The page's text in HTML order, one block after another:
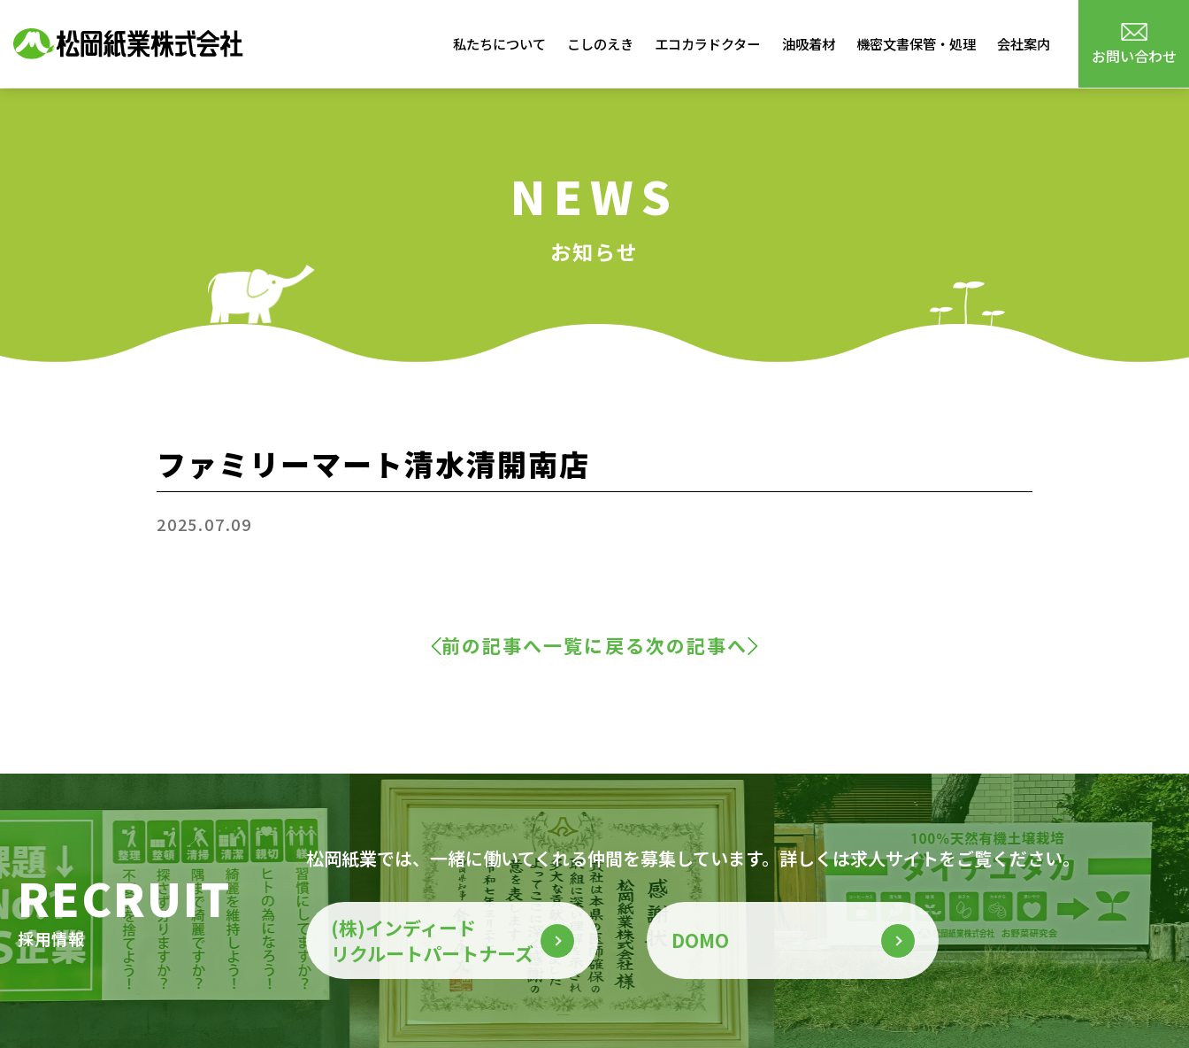
私たちについて こしのえき エコカラドクター 油吸着材 機密文書保管・処理 会社案内
お問い合わせ
NEWS
お知らせ
ファミリーマート清水清開南店
2025.07.09
前の記事へ一覧に戻る次の記事へ
RECRUIT
採用情報
松岡紙業では、一緒に働いてくれる仲間を募集しています。詳しくは求人サイトをご覧ください。
(株)インディード
リクルートパートナーズ
DOMO